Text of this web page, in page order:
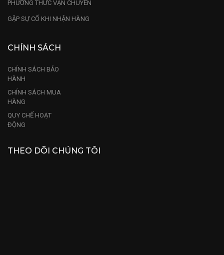
PHƯƠNG THỨC VẬN CHUYỂN
GẶP SỰ CỐ KHI NHẬN HÀNG
CHÍNH SÁCH
CHÍNH SÁCH BẢO
HÀNH
CHÍNH SÁCH MUA
HÀNG
QUY CHẾ HOẠT
ĐỘNG
THEO DÕI CHÚNG TÔI